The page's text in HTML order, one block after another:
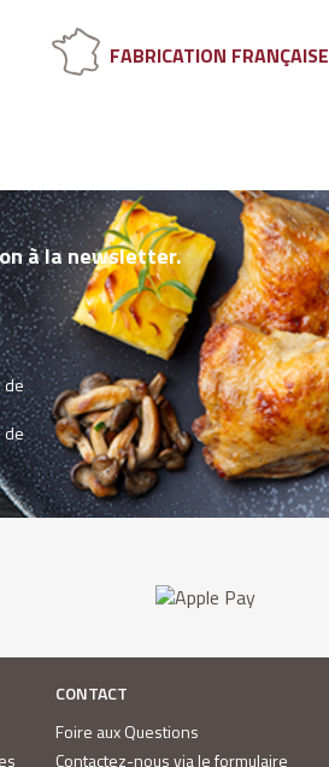
FABRICATION FRANÇAISE
à la newsletter.
de
CONTACT
Foire aux Questions
Contactez-nous via le formulaire